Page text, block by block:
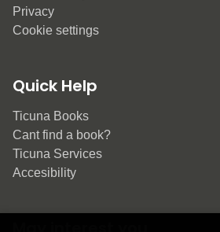
Privacy
Cookie settings
Quick Help
Ticuna Books
Cant find a book?
Ticuna Services
Accesibility